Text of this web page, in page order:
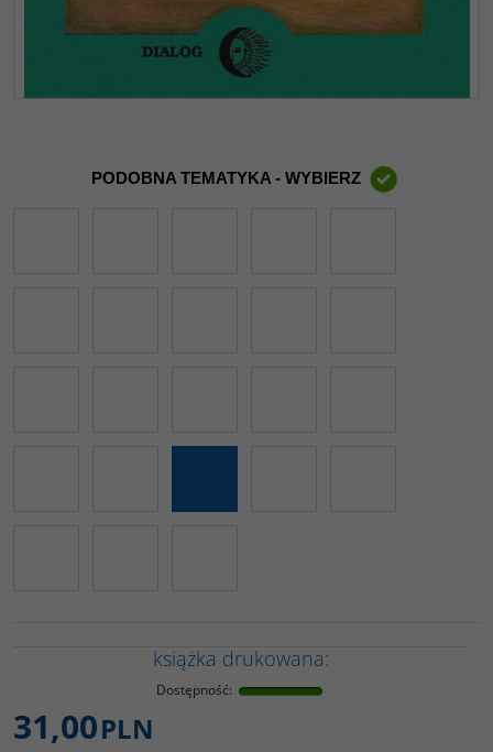
PODOBNA TEMATYKA - WYBIERZ
książka drukowana:
Dostępność:
31,00PLN